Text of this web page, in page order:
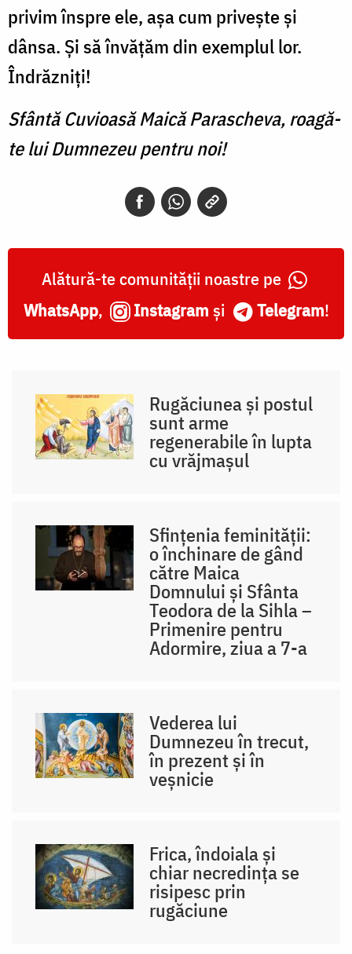
privim înspre ele, așa cum privește și
dânsa. Și să învățăm din exemplul lor.
Îndrăzniți!
Sfântă Cuvioasă Maică Parascheva, roagă-
te lui Dumnezeu pentru noi!
Alătură-te comunității noastre pe
WhatsApp, Instagram și Telegram!
Rugăciunea și postul
sunt arme
regenerabile în lupta
cu vrăjmașul
Sfințenia feminității:
o închinare de gând
către Maica
Domnului și Sfânta
Teodora de la Sihla –
Primenire pentru
Adormire, ziua a 7-a
Vederea lui
Dumnezeu în trecut,
în prezent și în
veșnicie
Frica, îndoiala și
chiar necredința se
risipesc prin
rugăciune